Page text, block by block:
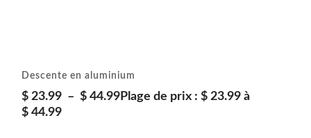
Descente en aluminium
$ 23.99 – $ 44.99Plage de prix : $ 23.99 à
$ 44.99